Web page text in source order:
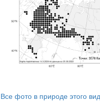
Все фото в природе этого